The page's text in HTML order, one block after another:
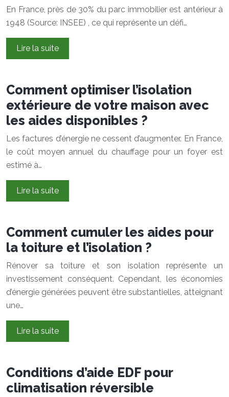
En France, près de 30% du parc immobilier est antérieur à
1948 (Source: INSEE) , ce qui représente un défi…
Lire la suite
Comment optimiser l’isolation
extérieure de votre maison avec
les aides disponibles ?
Les factures d’énergie ne cessent d’augmenter. En France,
le coût moyen annuel du chauffage pour un foyer est
estimé à…
Lire la suite
Comment cumuler les aides pour
la toiture et l’isolation ?
Rénover sa toiture et son isolation représente un
investissement conséquent. Cependant, les économies
d’énergie générées peuvent être substantielles, atteignant
une…
Lire la suite
Conditions d’aide EDF pour
climatisation réversible